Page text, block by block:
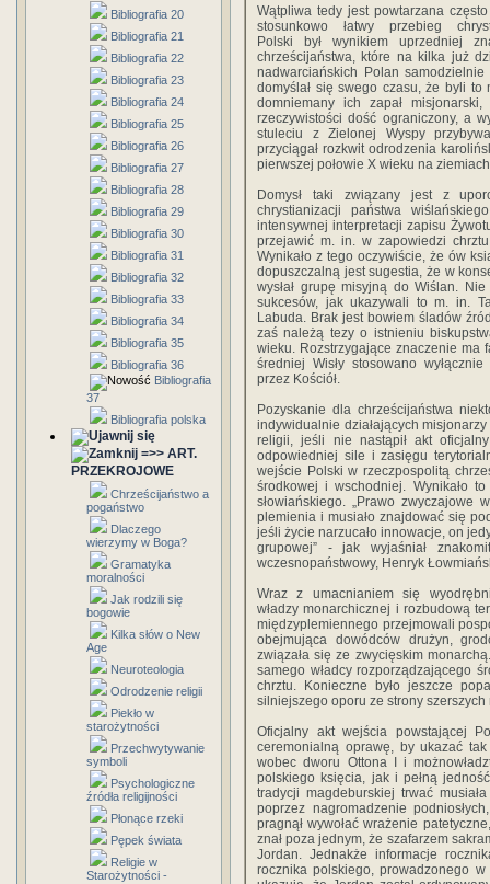
Bibliografia 20
Bibliografia 21
Bibliografia 22
Bibliografia 23
Bibliografia 24
Bibliografia 25
Bibliografia 26
Bibliografia 27
Bibliografia 28
Bibliografia 29
Bibliografia 30
Bibliografia 31
Bibliografia 32
Bibliografia 33
Bibliografia 34
Bibliografia 35
Bibliografia 36
Bibliografia
37
Bibliografia polska
=>> ART.
PRZEKROJOWE
Chrześcijaństwo a
pogaństwo
Dlaczego
wierzymy w Boga?
Gramatyka
moralności
Jak rodzili się
bogowie
Kilka słów o New
Age
Neuroteologia
Odrodzenie religii
Piekło w
starożytności
Przechwytywanie
symboli
Psychologiczne
źródła religijności
Płonące rzeki
Pępek świata
Religie w
Starożytności -
Wątpliwa tedy jest powtarzana
stosunkowo łatwy przebieg
Polski był wynikiem uprzedniej
chrześcijaństwa, które na kilka już
nadwarciańskich Polan
domyślał się swego czasu, że byli to
domniemany ich zapał
rzeczywistości dość ograniczony, a
stuleciu z Zielonej Wyspy
przyciągał rozkwit odrodzenia
pierwszej połowie X wieku na
Domysł taki związany jest z
chrystianizacji państwa
intensywnej interpretacji zapisu
przejawić m. in. w zapowiedzi
Wynikało z tego oczywiście, że ów
dopuszczalną jest sugestia, że w
wysłał grupę misyjną do Wiślan.
sukcesów, jak ukazywali to m. in.
Labuda. Brak jest bowiem śladów
zaś należą tezy o istnieniu
wieku. Rozstrzygające znaczenie ma
średniej Wisły stosowano
przez Kościół.
Pozyskanie dla chrześcijaństwa
indywidualnie działających
religii, jeśli nie nastąpił akt
odpowiedniej sile i zasięgu
wejście Polski w rzeczpospolitą
środkowej i wschodniej. Wynikało
słowiańskiego. „Prawo
plemienia i musiało znajdować się
jeśli życie narzucało innowacje, on
grupowej” - jak wyjaśniał
wczesnopaństwowy, Henryk
Wraz z umacnianiem się
władzy monarchicznej i rozbudową
międzyplemiennego przejmowali
obejmująca dowódców drużyn,
związała się ze zwycięskim
samego władcy rozporządzającego
chrztu. Konieczne było jeszcze
silniejszego oporu ze strony szerszych
Oficjalny akt wejścia powstającej
ceremonialną oprawę, by ukazać
wobec dworu Ottona I i
polskiego księcia, jak i pełną
tradycji magdeburskiej trwać
poprzez nagromadzenie
pragnął wywołać wrażenie
znał poza jednym, że szafarzem
Jordan. Jednakże informacje
rocznika polskiego, prowadzonego